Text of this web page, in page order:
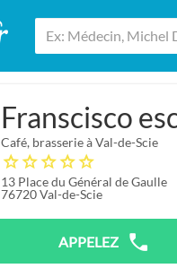
Franscisco
Café, brasserie à Val-de-Scie
13 Place du Général de Gaulle
76720Val-de-Scie
APPELEZ